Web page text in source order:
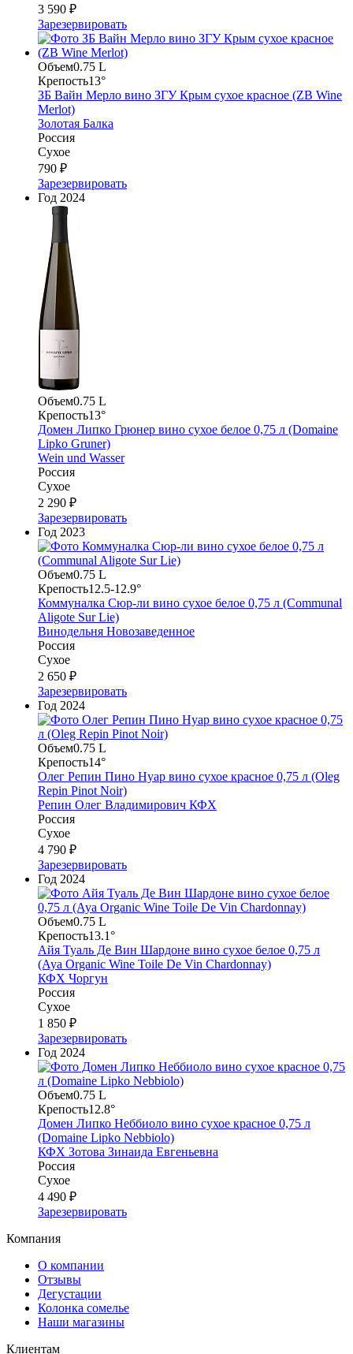
3 590 ₽
Зарезервировать
Объем0.75 L
Крепость13°
ЗБ Вайн Мерло вино ЗГУ Крым сухое красное (ZB Wine
Merlot)
Золотая Балка
Россия
Сухое
790 ₽
Зарезервировать
Год 2024
Объем0.75 L
Крепость13°
Домен Липко Грюнер вино сухое белое 0,75 л (Domaine
Lipko Gruner)
Wein und Wasser
Россия
Сухое
2 290 ₽
Зарезервировать
Год 2023
Объем0.75 L
Крепость12.5-12.9°
Коммуналка Сюр-ли вино сухое белое 0,75 л (Communal
Aligote Sur Lie)
Винодельня Новозаведенное
Россия
Сухое
2 650 ₽
Зарезервировать
Год 2024
Объем0.75 L
Крепость14°
Олег Репин Пино Нуар вино сухое красное 0,75 л (Oleg
Repin Pinot Noir)
Репин Олег Владимирович КФХ
Россия
Сухое
4 790 ₽
Зарезервировать
Год 2024
Объем0.75 L
Крепость13.1°
Айя Туаль Де Вин Шардоне вино сухое белое 0,75 л
(Aya Organic Wine Toile De Vin Chardonnay)
КФХ Чоргун
Россия
Сухое
1 850 ₽
Зарезервировать
Год 2024
Объем0.75 L
Крепость12.8°
Домен Липко Неббиоло вино сухое красное 0,75 л
(Domaine Lipko Nebbiolo)
КФХ Зотова Зинаида Евгеньевна
Россия
Сухое
4 490 ₽
Зарезервировать
Компания
О компании
Отзывы
Дегустации
Колонка сомелье
Наши магазины
Клиентам